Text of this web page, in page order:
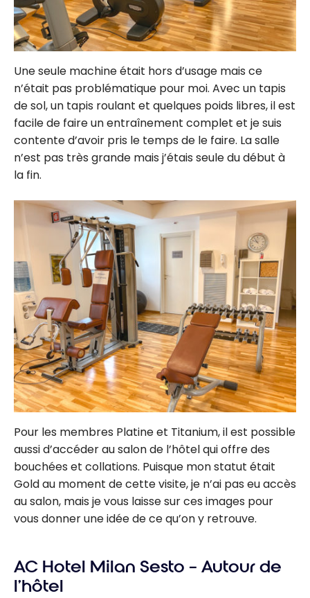
Une seule machine était hors d’usage mais ce
n’était pas problématique pour moi. Avec un tapis
de sol, un tapis roulant et quelques poids libres, il est
facile de faire un entraînement complet et je suis
contente d’avoir pris le temps de le faire. La salle
n’est pas très grande mais j’étais seule du début à
la fin.
Pour les membres Platine et Titanium, il est possible
aussi d’accéder au salon de l’hôtel qui offre des
bouchées et collations. Puisque mon statut était
Gold au moment de cette visite, je n’ai pas eu accès
au salon, mais je vous laisse sur ces images pour
vous donner une idée de ce qu’on y retrouve.
AC Hotel Milan Sesto – Autour de
l’hôtel